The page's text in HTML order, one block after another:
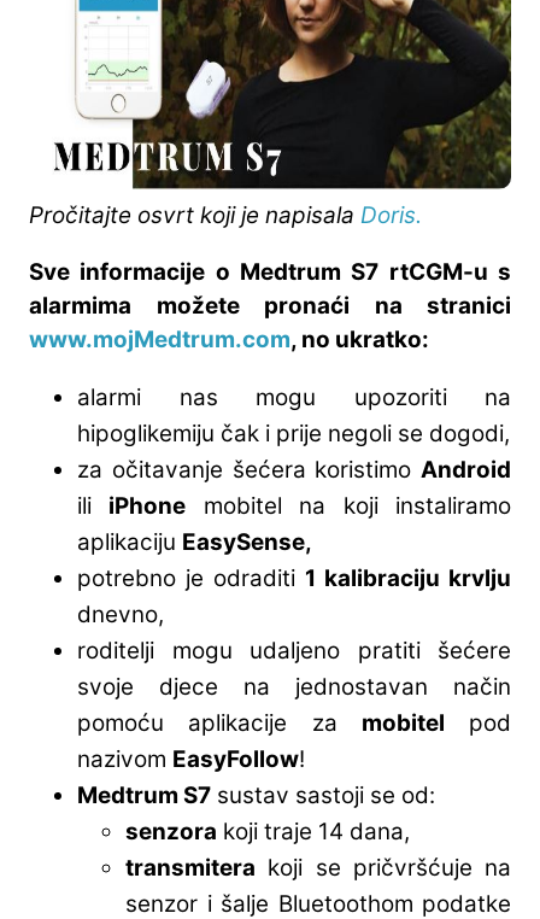
Pročitajte osvrt koji je napisala Doris.
Sve informacije o Medtrum S7 rtCGM-u s
alarmima možete pronaći na stranici
www.mojMedtrum.com, no ukratko:
alarmi nas mogu upozoriti na
hipoglikemiju čak i prije negoli se dogodi,
za očitavanje šećera koristimo Android
ili iPhone mobitel na koji instaliramo
aplikaciju EasySense,
potrebno je odraditi 1 kalibraciju krvlju
dnevno,
roditelji mogu udaljeno pratiti šećere
svoje djece na jednostavan način
pomoću aplikacije za mobitel pod
nazivom EasyFollow!
Medtrum S7 sustav sastoji se od:
senzora koji traje 14 dana,
transmitera koji se pričvršćuje na
senzor i šalje Bluetoothom podatke